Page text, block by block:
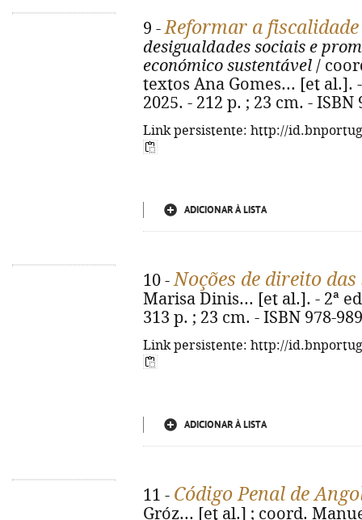
9 -Reformar a
desigualdades sociais e
económico sustentável /
textos Ana Gomes... [et al.].
2025. - 212 p. ; 23 cm. - ISBN
Link persistente: http://
ADICIONAR À LISTA
10 -Noções de direito
Marisa Dinis... [et al.]. - 2ª
313 p. ; 23 cm. - ISBN 978-
Link persistente: http://
ADICIONAR À LISTA
11 - Código Penal de
Gróz... [et al.] ; coord.